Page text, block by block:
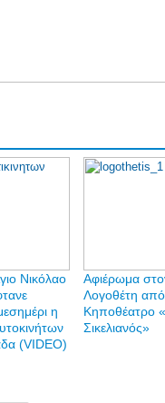
Νικόλαο
η
(VIDEO)
Αφιέρωμα
Λογοθέτη
Κηποθέατρο
Σικελιανός»